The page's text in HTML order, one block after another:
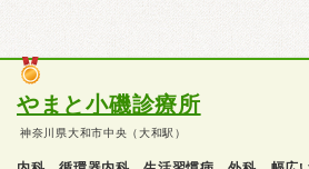
やまと小磯診療所
神奈川県大和市中央（大和駅）